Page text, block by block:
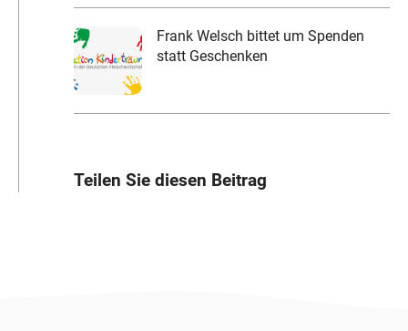
Frank Welsch bittet um Spenden
statt Geschenken
Teilen Sie diesen Beitrag